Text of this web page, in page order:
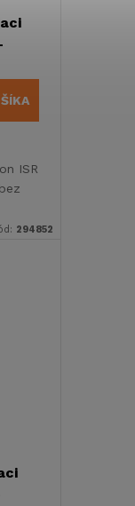
ISR
294852